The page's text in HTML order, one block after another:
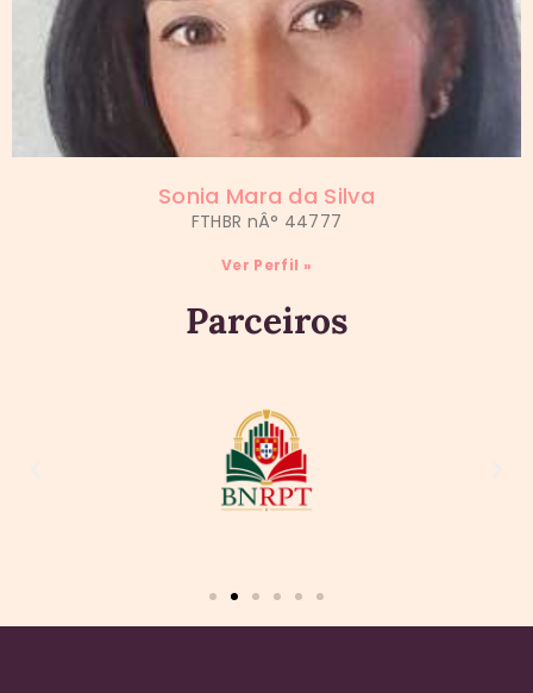
Sonia Mara da Silva
FTHBR nÂ° 44777
Ver Perfil »
Parceiros